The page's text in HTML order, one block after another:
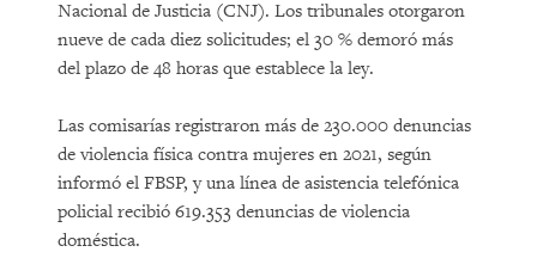
Nacional de Justicia (CNJ). Los tribunales otorgaron
nueve de cada diez solicitudes; el 30 % demoró más
del plazo de 48 horas que establece la ley.
Las comisarías registraron más de 230.000 denuncias
de violencia física contra mujeres en 2021, según
informó el FBSP, y una línea de asistencia telefónica
policial recibió 619.353 denuncias de violencia
doméstica.